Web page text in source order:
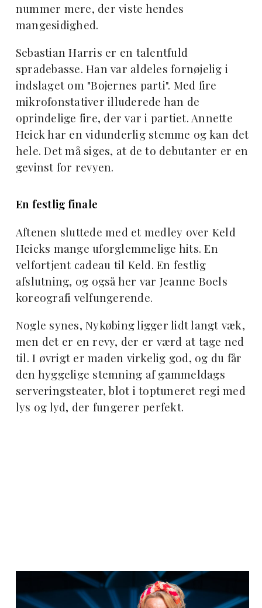
nummer mere, der viste hendes
mangesidighed.
Sebastian Harris er en talentfuld
spradebasse. Han var aldeles fornøjelig i
indslaget om "Bojernes parti". Med fire
mikrofonstativer illuderede han de
oprindelige fire, der var i partiet. Annette
Heick har en vidunderlig stemme og kan det
hele. Det må siges, at de to debutanter er en
gevinst for revyen.
En festlig finale
Aftenen sluttede med et medley over Keld
Heicks mange uforglemmelige hits. En
velfortjent cadeau til Keld. En festlig
afslutning, og også her var Jeanne Boels
koreografi velfungerende.
Nogle synes, Nykøbing ligger lidt langt væk,
men det er en revy, der er værd at tage ned
til. I øvrigt er maden virkelig god, og du får
den hyggelige stemning af gammeldags
serveringsteater, blot i toptuneret regi med
lys og lyd, der fungerer perfekt.